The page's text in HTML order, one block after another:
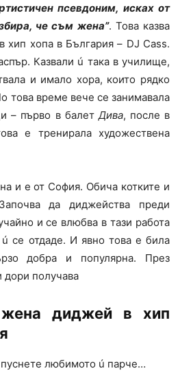
псевдоним, исках от
че съм жена”. Това казва
хип хопа в България – DJ Cass.
Казвали ú така в училище,
и имало хора, които рядко
това време вече се занимавала
– първо в балетДива, после в
е тренирала художествена
и е от София. Обича котките и
да диджейства преди
и се влюбва в тази работа
се отдаде. И явно това е била
добра и популярна. През
дори получава
жена диджей в хип
любимото ú парче…